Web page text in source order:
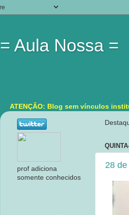
= Aula Nossa =
ATENÇÃO: Blog sem vínculos
28
prof adiciona
somente conhecidos